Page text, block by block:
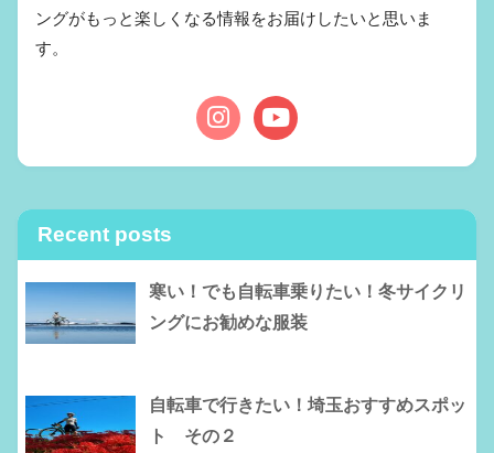
ングがもっと楽しくなる情報をお届けしたいと思いま
す。
Recent posts
寒い！でも自転車乗りたい！冬サイクリ
ングにお勧めな服装
自転車で行きたい！埼玉おすすめスポッ
ト その２